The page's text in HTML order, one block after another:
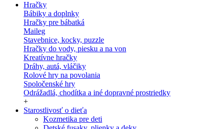
Hračky
Bábiky a doplnky
Hračky pre bábatká
Maileg
Stavebnice, kocky, puzzle
Hračky do vody, piesku a na von
Kreatívne hračky
Dráhy, autá, vláčiky
Rolové hry na povolania
Spoločenské hry
Odrážadlá, chodítka a iné dopravné prostriedky
+
Starostlivosť o dieťa
Kozmetika pre deti